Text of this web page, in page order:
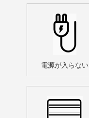
電源が入らない